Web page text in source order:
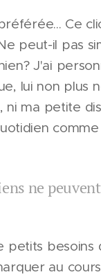
Ce
peut-il pas
J'ai
lui non plus
ni ma petite
ne
besoins
au